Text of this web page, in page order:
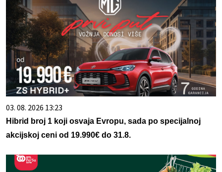
03. 08. 2026 13:23
Hibrid broj 1 koji osvaja Evropu, sada po specijalnoj
akcijskoj ceni od 19.990€ do 31.8.